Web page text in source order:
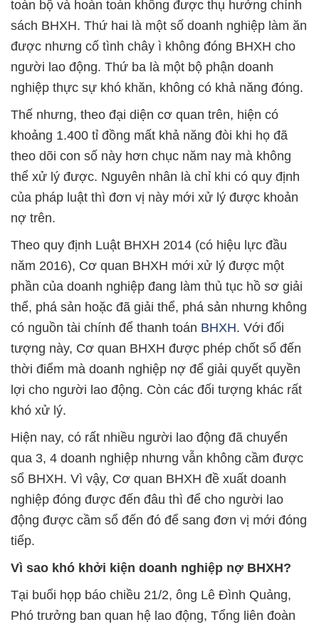
toàn bộ và hoàn toàn không được thụ hưởng chính
sách BHXH. Thứ hai là một số doanh nghiệp làm ăn
được nhưng cố tình chây ì không đóng BHXH cho
người lao động. Thứ ba là một bộ phận doanh
nghiệp thực sự khó khăn, không có khả năng đóng.
Thế nhưng, theo đại diện cơ quan trên, hiện có
khoảng 1.400 tỉ đồng mất khả năng đòi khi họ đã
theo dõi con số này hơn chục năm nay mà không
thể xử lý được. Nguyên nhân là chỉ khi có quy định
của pháp luật thì đơn vị này mới xử lý được khoản
nợ trên.
Theo quy định Luật BHXH 2014 (có hiệu lực đầu
năm 2016), Cơ quan BHXH mới xử lý được một
phần của doanh nghiệp đang làm thủ tục hồ sơ giải
thể, phá sản hoặc đã giải thể, phá sản nhưng không
có nguồn tài chính để thanh toán BHXH. Với đối
tượng này, Cơ quan BHXH được phép chốt sổ đến
thời điểm mà doanh nghiệp nợ để giải quyết quyền
lợi cho người lao động. Còn các đối tượng khác rất
khó xử lý.
Hiện nay, có rất nhiều người lao động đã chuyển
qua 3, 4 doanh nghiệp nhưng vẫn không cầm được
sổ BHXH. Vì vậy, Cơ quan BHXH đề xuất doanh
nghiệp đóng được đến đâu thì để cho người lao
động được cầm sổ đến đó để sang đơn vị mới đóng
tiếp.
Vì sao khó khởi kiện doanh nghiệp nợ BHXH?
Tại buổi họp báo chiều 21/2, ông Lê Đình Quảng,
Phó trưởng ban quan hệ lao động, Tổng liên đoàn